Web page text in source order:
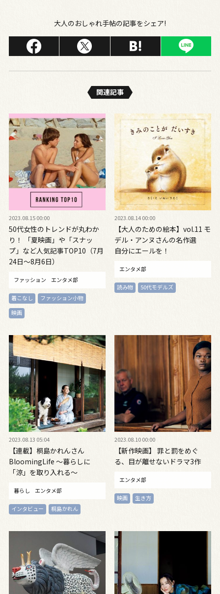
大人のおしゃれ手帖の記事をシェア!
関連記事
2023.08.15 00:00
50代女性のトレンドが丸わか
り！ 「夏映画」や「スナッ
プ」など人気記事TOP10（7月
24日～8月6日）
ファッション エンタメ部
着こなし
ファッション小物
映画
2023.08.14 00:00
【大人のための絵本】vol.11 モ
デル・アンヌさんの名作選
自分にエールを！
エンタメ部
読み物 50代モデルズ
2023.08.13 05:04
【連載】桐島かれんさん
BloomingLife 〜暮らしに
「涼」を取り入れる〜
暮らし エンタメ部
インタビュー 桐島かれん
2023.08.10 00:00
【新作映画】 罪と罰をめぐ
る、目が離せないドラマ3作
エンタメ部
映画 生き方